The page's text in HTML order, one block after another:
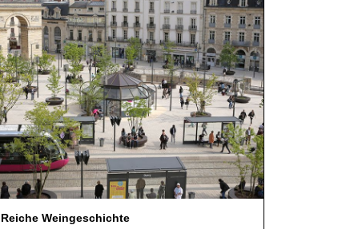
Reiche Weingeschichte